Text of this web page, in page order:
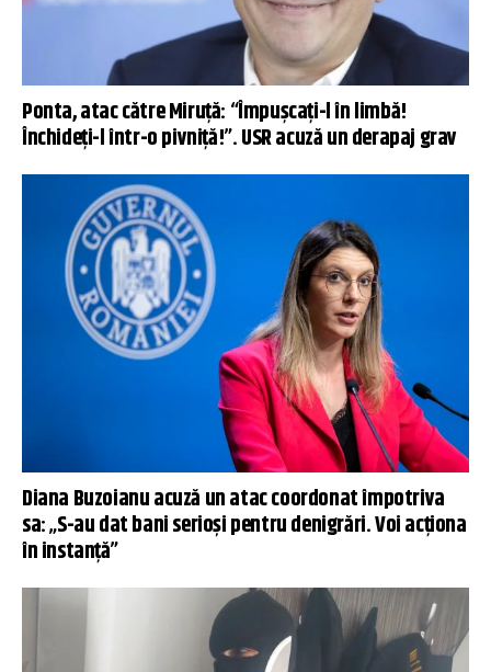
Ponta, atac către Miruţă: “Împuşcaţi-l în limbă!
Închideți-l într-o pivniță!”. USR acuză un derapaj grav
Diana Buzoianu acuză un atac coordonat împotriva
sa: „S-au dat bani serioși pentru denigrări. Voi acționa
în instanță”